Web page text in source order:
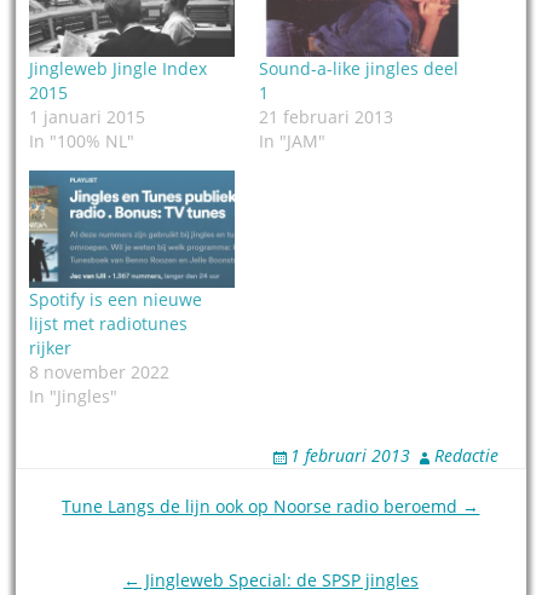
Jingleweb Jingle Index
2015
1 januari 2015
In "100% NL"
Sound-a-like jingles deel
1
21 februari 2013
In "JAM"
Spotify is een nieuwe
lijst met radiotunes
rijker
8 november 2022
In "Jingles"
1 februari 2013 Redactie
PostTune Langs de lijn ook op Noorse radio beroemd →
← Jingleweb Special: de SPSP jingles